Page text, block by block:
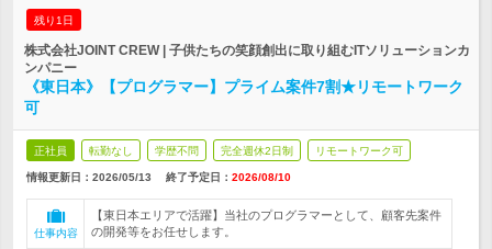
残り1日
株式会社JOINT CREW | 子供たちの笑顔創出に取り組むITソリューションカ
ンパニー
《東日本》【プログラマー】プライム案件7割★リモートワーク
可
正社員 転勤なし 学歴不問 完全週休2日制 リモートワーク可
情報更新日：2026/05/13 終了予定日： 2026/08/10
仕事内容
【東日本エリアで活躍】当社のプログラマーとして、顧客先案件
の開発等をお任せします。